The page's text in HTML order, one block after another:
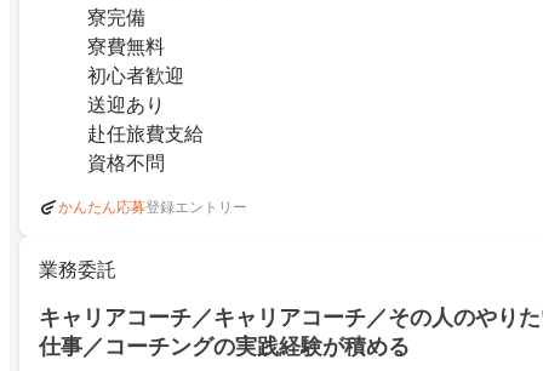
寮完備
寮費無料
初心者歓迎
送迎あり
赴任旅費支給
資格不問
かんたん応募登録エントリー
業務委託
キャリアコーチ／キャリアコーチ／その人のやり
仕事／コーチングの実践経験が積める